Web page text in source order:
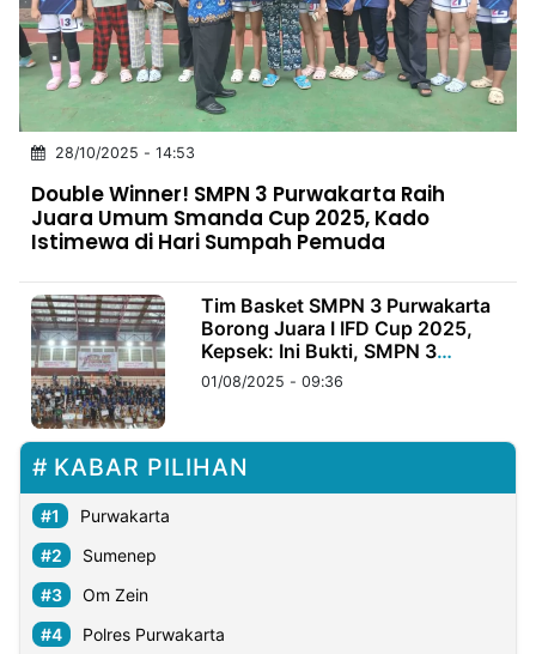
INDONESIA
Partner
NTB
Time
IDN
Jogja
Rakyat
News
Notice
Baru
Kabarbaru
Kabarbaru.co
2026
28/10/2025 - 14:53
Double Winner! SMPN 3 Purwakarta Raih
Juara Umum Smanda Cup 2025, Kado
Istimewa di Hari Sumpah Pemuda
Tim Basket SMPN 3 Purwakarta
Borong Juara I IFD Cup 2025,
Kepsek: Ini Bukti, SMPN 3
Sekolahnya Para Juara!
01/08/2025 - 09:36
KABAR PILIHAN
Purwakarta
Sumenep
Om Zein
Polres Purwakarta